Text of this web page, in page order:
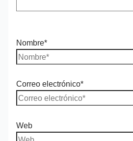
Nombre*
Correo electrónico*
Web